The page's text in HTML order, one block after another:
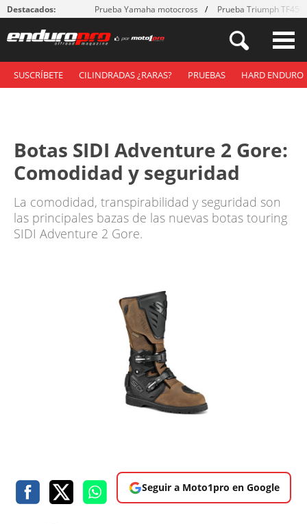
Destacados: Prueba Yamaha motocross Prueba Triumph
SUSCRÍBETE CILINDRADAS ¿RARAS? PRUEBAS HARD ENDURO
Botas SIDI Adventure 2 Gore:
Comodidad y seguridad
La comodidad, transpirabilidad y seguridad son
las principales bazas de las nuevas botas touring
SIDI Adventure 2 Gore.
Seguir a Moto1pro en Google